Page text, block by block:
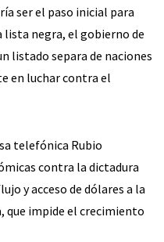
ser el paso inicial para
lista negra, el gobierno de
listado separa de naciones
en luchar contra el
telefónica Rubio
contra la dictadura
y acceso de dólares a la
que impide el crecimiento